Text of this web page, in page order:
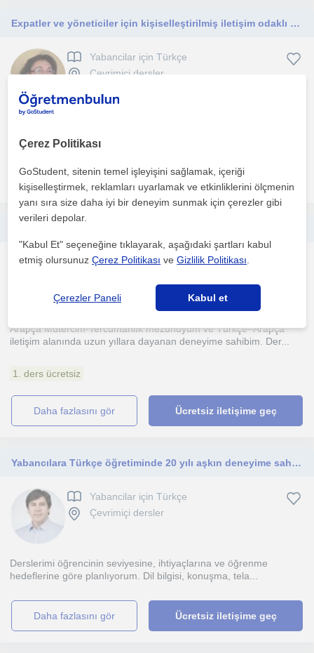
Expatler ve yöneticiler için kişiselleştirilmiş iletişim odaklı Türkçe eğitimi
Yabancilar için Türkçe
Çevrimiçi dersler
daha fazlasını gör Ücretsiz iletişime geç
Yabancilar için Türkçe
Arapça Mütercim-Tercümanlık mezunuyum ve Türkçe–Arapça
iletişim alanında uzun yıllara dayanan deneyime sahibim. Der...
1. ders ücretsiz
daha fazlasını gör Ücretsiz iletişime geç
Yabancılara Türkçe öğretiminde 20 yılı aşkın deneyime sahip bir Türkçe öğretmeniyim.
Yabancilar için Türkçe
Çevrimiçi dersler
Derslerimi öğrencinin seviyesine, ihtiyaçlarına ve öğrenme
hedeflerine göre planlıyorum. Dil bilgisi, konuşma, tela...
daha fazlasını gör Ücretsiz iletişime geç
Çerez Politikası
GoStudent, sitenin temel işleyişini sağlamak, içeriği
kişiselleştirmek, reklamları uyarlamak ve etkinliklerini ölçmenin
yanı sıra size daha iyi bir deneyim sunmak için çerezler gibi
verileri depolar.
"Kabul Et" seçeneğine tıklayarak, aşağıdaki şartları kabul
etmiş olursunuzÇerez Politikası veGizlilik Politikası
Çerezler Paneli Kabul et